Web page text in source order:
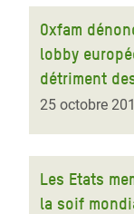
Oxfam
lobby
détriment
25 octobre
Les Etats
la soif